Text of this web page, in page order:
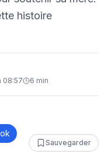
histoire
08:57 6 min
Sauvegarder